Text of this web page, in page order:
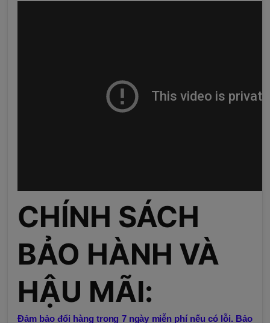
CHÍNH SÁCH
BẢO HÀNH VÀ
HẬU MÃI:
Đảm bảo đổi hàng trong 7 ngày miễn phí nếu có lỗi. Bảo